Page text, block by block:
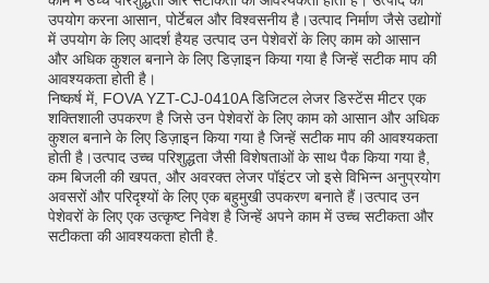
उपयोग करना आसान, पोर्टेबल और विश्वसनीय है।उत्पाद निर्माण जैसे उद्योगों
में उपयोग के लिए आदर्श हैयह उत्पाद उन पेशेवरों के लिए काम को आसान
और अधिक कुशल बनाने के लिए डिज़ाइन किया गया है जिन्हें सटीक माप की
आवश्यकता होती है।
निष्कर्ष में, FOVA YZT-CJ-0410A डिजिटल लेजर डिस्टेंस मीटर एक
शक्तिशाली उपकरण है जिसे उन पेशेवरों के लिए काम को आसान और अधिक
कुशल बनाने के लिए डिज़ाइन किया गया है जिन्हें सटीक माप की आवश्यकता
होती है।उत्पाद उच्च परिशुद्धता जैसी विशेषताओं के साथ पैक किया गया है,
कम बिजली की खपत, और अवरक्त लेजर पॉइंटर जो इसे विभिन्न अनुप्रयोग
अवसरों और परिदृश्यों के लिए एक बहुमुखी उपकरण बनाते हैं।उत्पाद उन
पेशेवरों के लिए एक उत्कृष्ट निवेश है जिन्हें अपने काम में उच्च सटीकता और
सटीकता की आवश्यकता होती है.